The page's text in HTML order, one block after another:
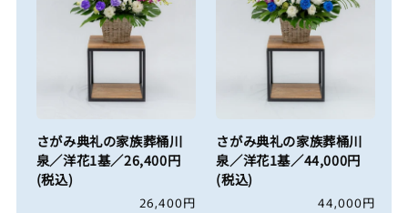
さがみ典礼の家族葬桶川
泉／洋花1基／26,400円
(税込)
通
26,400円
さがみ典礼の家族葬桶川
泉／洋花1基／44,000円
(税込)
通
44,000円